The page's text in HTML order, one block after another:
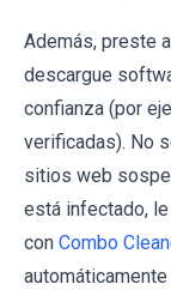
Además, preste
descargue
confianza (por
verificadas). No
sitios web
está infectado,
con Combo